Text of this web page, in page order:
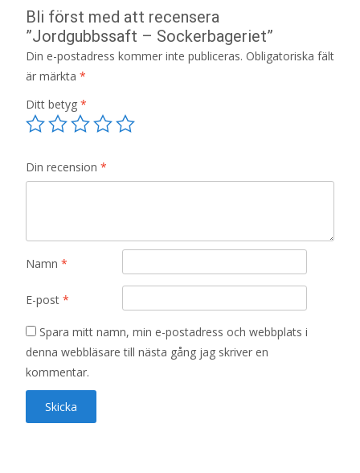
Bli först med att recensera
”Jordgubbssaft – Sockerbageriet”
Din e-postadress kommer inte publiceras. Obligatoriska fält
är märkta *
Ditt betyg *
Din recension *
Namn *
E-post *
Spara mitt namn, min e-postadress och webbplats i
denna webbläsare till nästa gång jag skriver en
kommentar.